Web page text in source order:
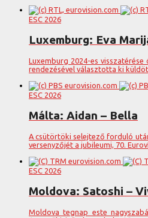
ESC 2026
Luxemburg: Eva
Luxemburg 2024-es
rendezésével választotta ki
ESC 2026
Málta: Aidan – Bella
A csütörtöki selejtező forduló
versenyzőjét a jubileumi, 70.
ESC 2026
Moldova: Satoshi –
Moldova tegnap este